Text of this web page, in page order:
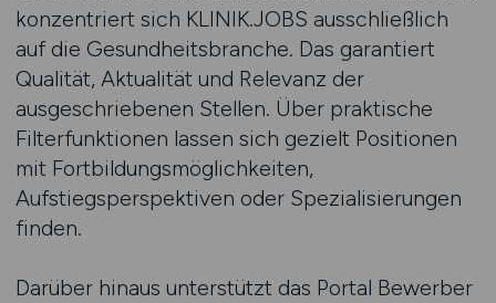
konzentriert sich KLINIK.JOBS ausschließlich
auf die Gesundheitsbranche. Das garantiert
Qualität, Aktualität und Relevanz der
ausgeschriebenen Stellen. Über praktische
Filterfunktionen lassen sich gezielt Positionen
mit Fortbildungsmöglichkeiten,
Aufstiegsperspektiven oder Spezialisierungen
finden.
Darüber hinaus unterstützt das Portal Bewerber